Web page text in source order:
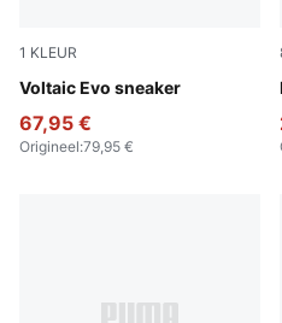
1 KLEUR
Voltaic Evo sneaker
PUMA Black-Stormy Slate-
67,95 €
Origineel:79,95 €